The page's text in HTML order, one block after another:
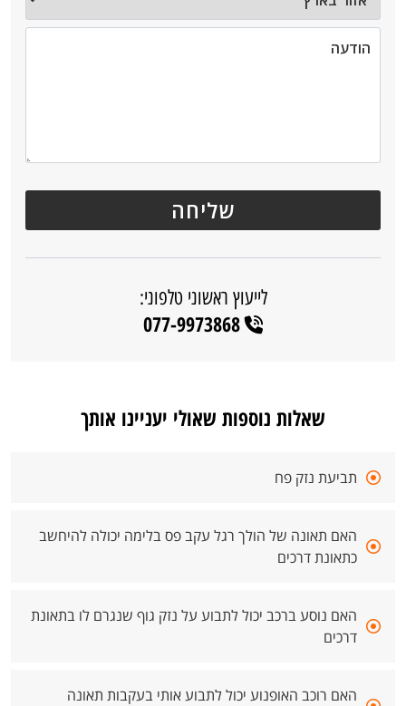
לייעוץ ראשוני טלפוני:
077-9973868
שאלות נוספות שאולי יעניינו אותך
תביעת נזק פח
האם תאונה של הולך רגל עקב פס בלימה יכולה להיחשב
כתאונת דרכים
האם נוסע ברכב יכול לתבוע על נזק גוף שנגרם לו בתאונת
דרכים
האם רוכב האופנוע יכול לתבוע אותי בעקבות תאונה